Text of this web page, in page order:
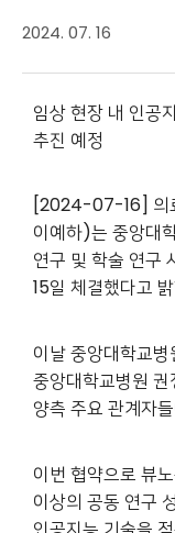
2024. 07. 16
임상 현장 내 인공
추진 예정
[2024-07-16] 의
이예하)는 중앙대
연구 및 학술 연구
15일 체결했다고
이날 중앙대학교
중앙대학교병원
양측 주요 관계자
이번 협약으로 뷰
이상의 공동 연구